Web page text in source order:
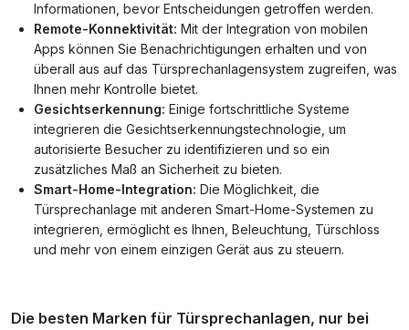
Informationen, bevor Entscheidungen getroffen werden.
Remote-Konnektivität: Mit der Integration von mobilen
Apps können Sie Benachrichtigungen erhalten und von
überall aus auf das Türsprechanlagensystem zugreifen, was
Ihnen mehr Kontrolle bietet.
Gesichtserkennung: Einige fortschrittliche Systeme
integrieren die Gesichtserkennungstechnologie, um
autorisierte Besucher zu identifizieren und so ein
zusätzliches Maß an Sicherheit zu bieten.
Smart-Home-Integration: Die Möglichkeit, die
Türsprechanlage mit anderen Smart-Home-Systemen zu
integrieren, ermöglicht es Ihnen, Beleuchtung, Türschloss
und mehr von einem einzigen Gerät aus zu steuern.
Die besten Marken für Türsprechanlagen, nur bei